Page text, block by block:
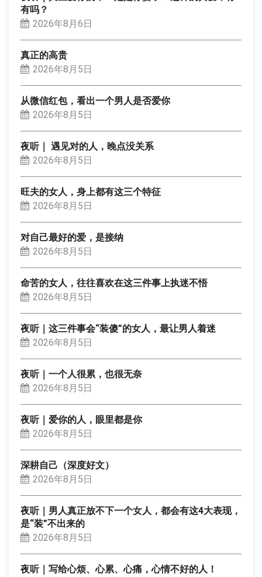
有吗？
2026年8月6日
真正的高贵
2026年8月5日
从微信红包，看出一个男人是否爱你
2026年8月5日
夜听｜ 遇见对的人，晚点没关系
2026年8月5日
旺夫的女人，身上都有这三个特征
2026年8月5日
对自己最好的爱，是接纳
2026年8月5日
命苦的女人，往往喜欢在这三件事上执迷不悟
2026年8月5日
夜听｜这三件事会“装傻”的女人，最让男人着迷
2026年8月5日
夜听｜一个人很累，也很无奈
2026年8月5日
夜听｜爱你的人，眼里都是你
2026年8月5日
深耕自己（深度好文）
2026年8月5日
夜听｜男人真正放不下一个女人，都会有这4大表现，
是“装”不出来的
2026年8月5日
夜听｜写给心烦、心累、心痛，心情不好的人！